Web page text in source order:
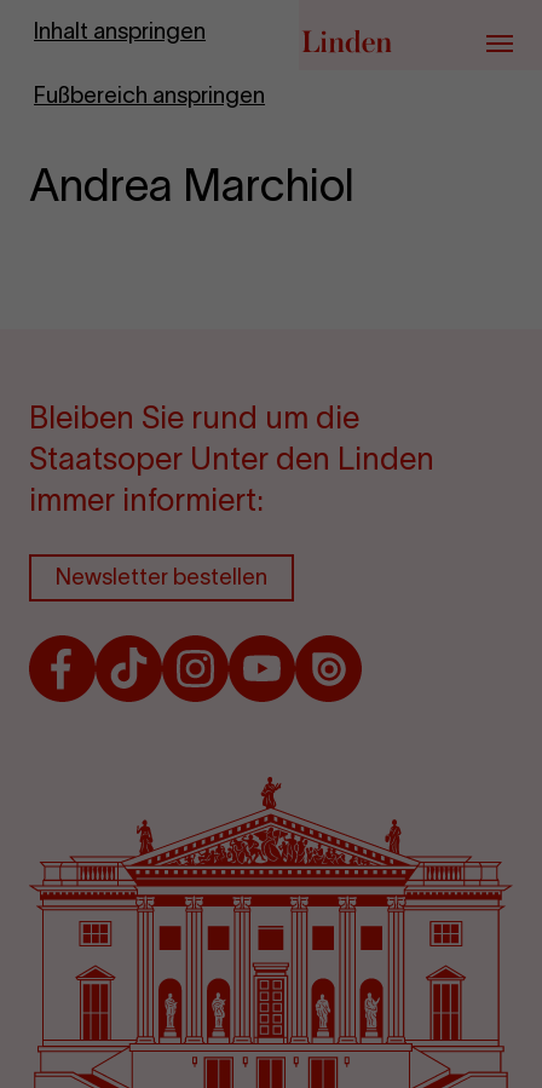
Inhalt anspringen
Fußbereich anspringen
Zur Startseite
Menü
Andrea Marchiol
Bleiben Sie rund um die
Staatsoper Unter den Linden
immer informiert:
Newsletter bestellen
FacebookTikTokInstagramYoutubeIssuu